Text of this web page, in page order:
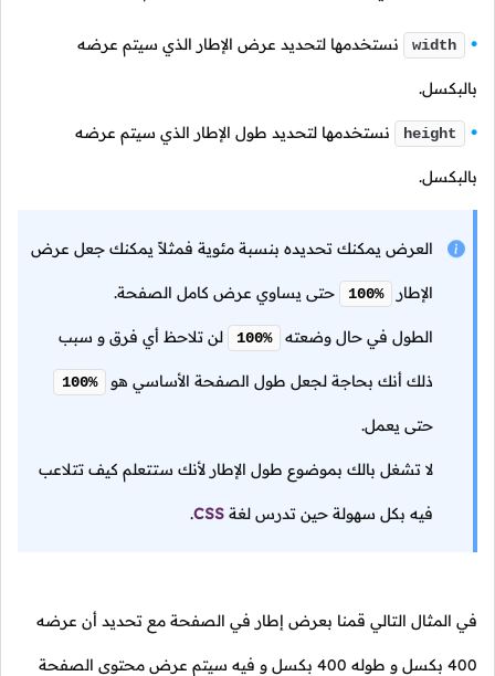
width نستخدمها لتحديد عرض الإطار الذي سيتم عرضه
بالبكسل.
height نستخدمها لتحديد طول الإطار الذي سيتم عرضه
بالبكسل.
العرض يمكنك تحديده بنسبة مئوية فمثلاً يمكنك جعل عرض
الإطار 100% حتى يساوي عرض كامل الصفحة.
الطول في حال وضعته 100% لن تلاحظ أي فرق و سبب
ذلك أنك بحاجة لجعل طول الصفحة الأساسي هو 100%
حتى يعمل.
لا تشغل بالك بموضوع طول الإطار لأنك ستتعلم كيف تتلاعب
فيه بكل سهولة حين تدرس لغة CSS
.
في المثال التالي قمنا بعرض إطار في الصفحة مع تحديد أن عرضه
400 بكسل و طوله 400 بكسل و فيه سيتم عرض محتوى الصفحة